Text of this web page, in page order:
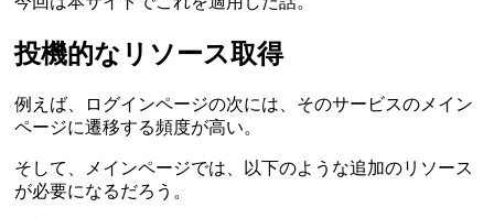
投機的なリソース取得
例えば、ログインページの次には、そのサービスのメイン
ページに遷移する頻度が高い。
そして、メインページでは、以下のような追加のリソース
が必要になるだろう。